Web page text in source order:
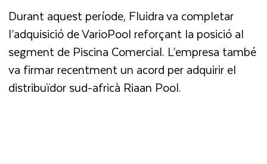
Durant aquest període, Fluidra va completar
l’adquisició de VarioPool reforçant la posició al
segment de Piscina Comercial. L’empresa també
va firmar recentment un acord per adquirir el
distribuïdor sud-africà Riaan Pool.